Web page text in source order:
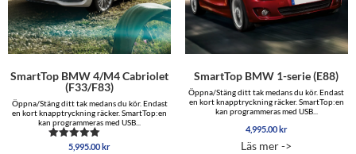
SmartTop BMW 4/M4 Cabriolet
(F33/F83)
Öppna/Stäng ditt tak medans du kör. Endast
en kort knapptryckning räcker. SmartTop:en
kan programmeras med USB...
Betygsatt
5,995.00 kr
SmartTop BMW 1-serie (E88)
Öppna/Stäng ditt tak medans du kör. Endast
en kort knapptryckning räcker. SmartTop:en
kan programmeras med USB...
4,995.00 kr
Läs mer ->